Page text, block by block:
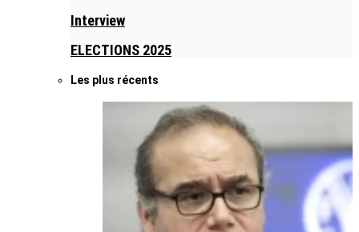
Interview
ELECTIONS 2025
Les plus récents